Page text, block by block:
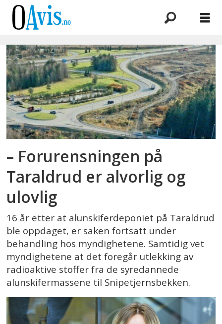
Emne:
jd
– Forurensningen på
Taraldrud er alvorlig og
ulovlig
16 år etter at alunskiferdeponiet på Taraldrud
ble oppdaget, er saken fortsatt under
behandling hos myndighetene. Samtidig vet
myndighetene at det foregår utlekking av
radioaktive stoffer fra de syredannede
alunskifermassene til Snipetjernsbekken.